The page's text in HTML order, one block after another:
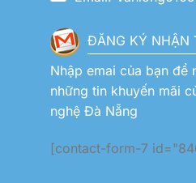
ĐĂNG KÝ NHẬN
Nhập emai của bạn để
những tin khuyến mãi
nghệ Đà Nẵng
[contact-form-7